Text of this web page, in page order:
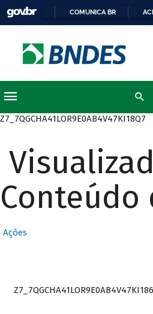
COMUNICA BR
Z7_7QGCHA41LOR9E0AB4V47KI18Q7
Conteúdo
Ações